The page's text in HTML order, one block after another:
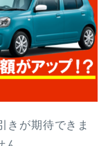
きが期待できま